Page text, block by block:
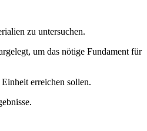
zu untersuchen.
um das nötige Fundament für
erreichen sollen.